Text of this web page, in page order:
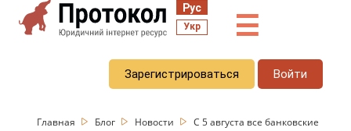
Рус
Укр ☰
Зарегистрироваться Войти
Главная Блог Новости
C 5 августа все банковские